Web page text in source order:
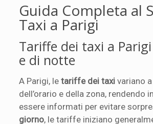
Guida Completa al
Taxi a Parigi
Tariffe dei taxi a
e di notte
A Parigi, letariffe dei taxi variano
dell’orario e della zona, rendendo
essere informati per evitare
giorno, le tariffe iniziano